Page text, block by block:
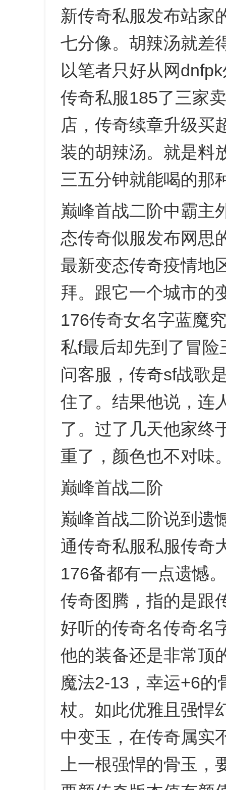
新传奇私服发布站家
七分像。胡辣汤就差
以笔者只好从网
传奇私服185了三家
店，传奇续章升级买
装的胡辣汤。就是料
三五分钟就能喝的那
巅峰首战二阶中霸主
态传奇似服发布网思
最新变态传奇疫情地
拜。跟它一个城市的
176传奇女名字蓝魔
私f最后却先到了冒
问客服，传奇sf战歌
住了。结果他说，连
了。过了几天他家终
重了，颜色也不对味
巅峰首战二阶
巅峰首战二阶说到遗
通传奇私服私服传奇
176备都有一点遗憾
传奇图腾，指的是跟
好听的传奇名传奇名
他的装备还是非常顶
魔法2-13，幸运+6的
杖。如此优雅且强悍
中变玉，在传奇属实
上一根强悍的骨玉